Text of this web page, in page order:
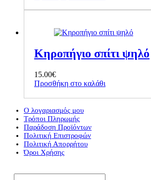
Κηροπήγιο σπίτι ψηλό
15.00€
Προσθήκη στο καλάθι
Ο λογαριασμός μου
Τρόποι Πληρωμής
Παράδοση Προϊόντων
Πολιτική Επιστροφών
Πολιτική Απορρήτου
Όροι Χρήσης